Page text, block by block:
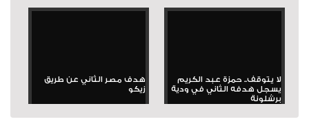
لا يتوقف.. حمزة عبد الكريم
يسجل هدفه الثاني في ودية
برشلونة
هدف مصر الثاني عن طريق
زيكو